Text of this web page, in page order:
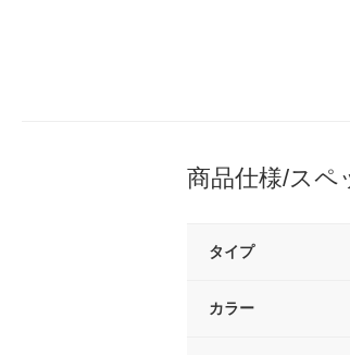
商品仕様/スペ
タイプ
カラー